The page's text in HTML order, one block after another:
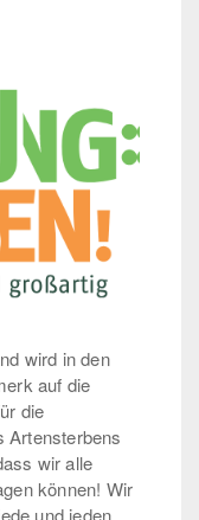
wird in den
auf die
die
Artensterbens
wir alle
können! Wir
und jeden